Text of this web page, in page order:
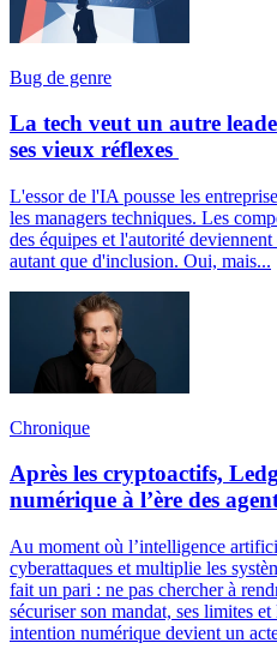
Bug de genre
La tech veut un autre
ses vieux réflexes
L'essor de l'IA pousse les
les managers techniques. Les
des équipes et l'autorité
autant que d'inclusion. Oui, mais...
Chronique
Après les cryptoactifs,
numérique à l’ère des
Au moment où l’intelligence
cyberattaques et multiplie les
fait un pari : ne pas chercher à
sécuriser son mandat, ses limites
intention numérique devient un